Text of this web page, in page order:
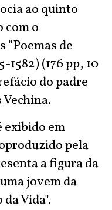
ao quinto
com o
"Poemas de
1582) (176 pp, 10
do padre
em
pela
a figura da
jovem da
Vida".